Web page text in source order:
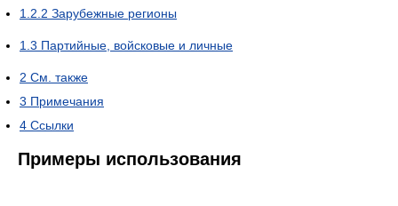
1.2.2 Зарубежные регионы
1.3 Партийные, войсковые и личные
2 См. также
3 Примечания
4 Ссылки
Примеры использования